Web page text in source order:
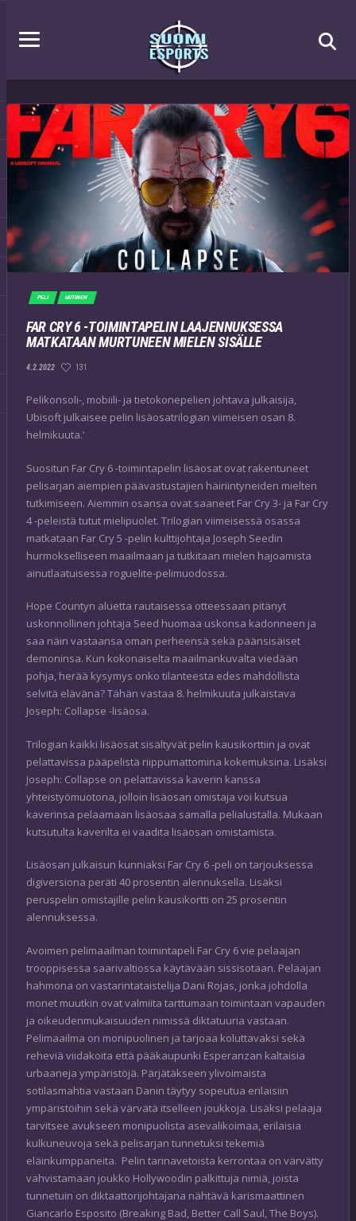
PELI UUTINEN
FAR CRY 6 -TOIMINTAPELIN LAAJENNUKSESSA
MATKATAAN MURTUNEEN MIELEN SISÄLLE
4.2.2022 131
Pelikonsoli-, mobiili- ja tietokonepelien johtava julkaisija,
Ubisoft julkaisee pelin lisäosatrilogian viimeisen osan 8.
helmikuuta.’
Suositun Far Cry 6 -toimintapelin lisäosat ovat rakentuneet
pelisarjan aiempien päävastustajien häiriintyneiden mielten
tutkimiseen. Aiemmin osansa ovat saaneet Far Cry 3- ja Far Cry
4 -peleistä tutut mielipuolet. Trilogian viimeisessä osassa
matkataan Far Cry 5 -pelin kulttijohtaja Joseph Seedin
hurmokselliseen maailmaan ja tutkitaan mielen hajoamista
ainutlaatuisessa roguelite-pelimuodossa.
Hope Countyn aluetta rautaisessa otteessaan pitänyt
uskonnollinen johtaja Seed huomaa uskonsa kadonneen ja
saa näin vastaansa oman perheensä sekä päänsisäiset
demoninsa. Kun kokonaiselta maailmankuvalta viedään
pohja, herää kysymys onko tilanteesta edes mahdollista
selvitä elävänä? Tähän vastaa 8. helmikuuta julkaistava
Joseph: Collapse -lisäosa.
Trilogian kaikki lisäosat sisältyvät pelin kausikorttiin ja ovat
pelattavissa pääpelistä riippumattomina kokemuksina. Lisäksi
Joseph: Collapse on pelattavissa kaverin kanssa
yhteistyömuotona, jolloin lisäosan omistaja voi kutsua
kaverinsa pelaamaan lisäosaa samalla pelialustalla. Mukaan
kutsutulta kaverilta ei vaadita lisäosan omistamista.
Lisäosan julkaisun kunniaksi Far Cry 6 -peli on tarjouksessa
digiversiona peräti 40 prosentin alennuksella. Lisäksi
peruspelin omistajille pelin kausikortti on 25 prosentin
alennuksessa.
Avoimen pelimaailman toimintapeli Far Cry 6 vie pelaajan
trooppisessa saarivaltiossa käytävään sissisotaan. Pelaajan
hahmona on vastarintataistelija Dani Rojas, jonka johdolla
monet muutkin ovat valmiita tarttumaan toimintaan vapauden
ja oikeudenmukaisuuden nimissä diktatuuria vastaan.
Pelimaailma on monipuolinen ja tarjoaa koluttavaksi sekä
reheviä viidakoita että pääkaupunki Esperanzan kaltaisia
urbaaneja ympäristöjä. Pärjätäkseen ylivoimaista
sotilasmahtia vastaan Danin täytyy sopeutua erilaisiin
ympäristöihin sekä värvätä itselleen joukkoja. Lisäksi pelaaja
tarvitsee avukseen monipuolista asevalikoimaa, erilaisia
kulkuneuvoja sekä pelisarjan tunnetuksi tekemiä
eläinkumppaneita. Pelin tarinavetoista kerrontaa on värvätty
vahvistamaan joukko Hollywoodin palkittuja nimiä, joista
tunnetuin on diktaattorijohtajana nähtävä karismaattinen
Giancarlo Esposito (Breaking Bad, Better Call Saul, The Boys).